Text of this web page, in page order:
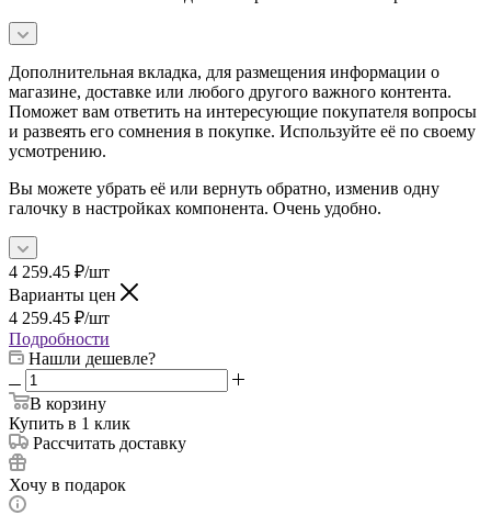
Дополнительная вкладка, для размещения информации о
магазине, доставке или любого другого важного контента.
Поможет вам ответить на интересующие покупателя вопросы
и развеять его сомнения в покупке. Используйте её по своему
усмотрению.
Вы можете убрать её или вернуть обратно, изменив одну
галочку в настройках компонента. Очень удобно.
4 259.45 ₽/шт
Варианты цен
4 259.45 ₽/шт
Подробности
Нашли дешевле?
В корзину
Купить в 1 клик
Рассчитать доставку
Хочу в подарок